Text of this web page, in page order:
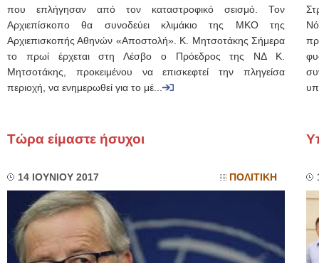
που επλήγησαν από τον καταστροφικό σεισμό. Τον
Αρχιεπίσκοπο θα συνοδεύει κλιμάκιο της ΜΚΟ της
Αρχιεπισκοπής Αθηνών «Αποστολή». Κ. Μητσοτάκης Σήμερα
το πρωί έρχεται στη Λέσβο ο Πρόεδρος της ΝΔ Κ.
Μητσοτάκης, προκειμένου να επισκεφτεί την πληγείσα
περιοχή, να ενημερωθεί για το μέ...
Τώρα είμαστε ήσυχοι
14 ΙΟΥΝΙΟΥ 2017 ΠΟΛΙΤΙΚΗ